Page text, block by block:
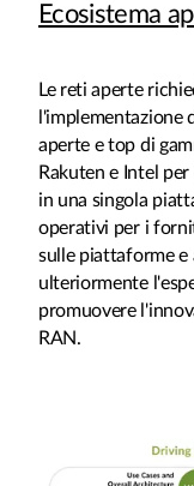
Ecosistema
Le reti aperte
aperte e top di
Rakuten e Intel
in una singola
operativi per i
sulle piattaforme e
ulteriormente
promuovere
RAN.